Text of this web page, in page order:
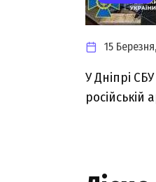
15
У Дніпрі
російській